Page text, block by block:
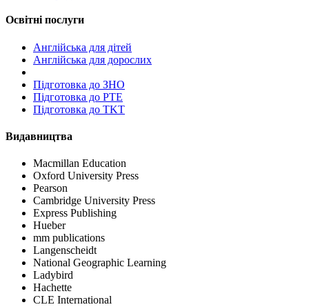
Освітні послуги
Англійська для дітей
Англійська для дорослих
Пiдготовка до ЗНО
Підготовка до PTE
Підготовка до TKT
Видавництва
Macmillan Education
Oxford University Press
Pearson
Cambridge University Press
Express Publishing
Hueber
mm publications
Langenscheidt
National Geographic Learning
Ladybird
Hachette
CLE International